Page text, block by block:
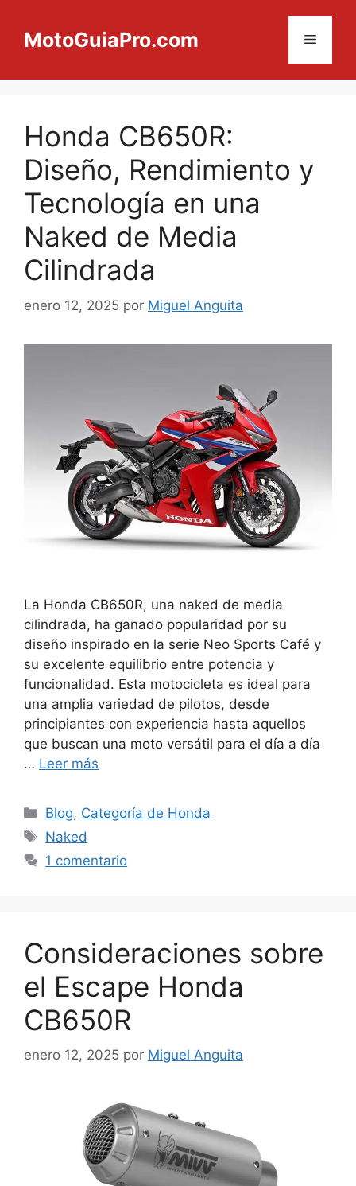
contenido
MotoGuiaPro.com Menú
Honda CB650R:
Diseño, Rendimiento y
Tecnología en una
Naked de Media
Cilindrada
enero 12, 2025 por Miguel Anguita
La Honda CB650R, una naked de media
cilindrada, ha ganado popularidad por su
diseño inspirado en la serie Neo Sports Café y
su excelente equilibrio entre potencia y
funcionalidad. Esta motocicleta es ideal para
una amplia variedad de pilotos, desde
principiantes con experiencia hasta aquellos
que buscan una moto versátil para el día a día
… Leer más
Categorías
Blog, Categoría de Honda
Etiquetas
Naked
1 comentario
Consideraciones sobre
el Escape Honda
CB650R
enero 12, 2025 por Miguel Anguita